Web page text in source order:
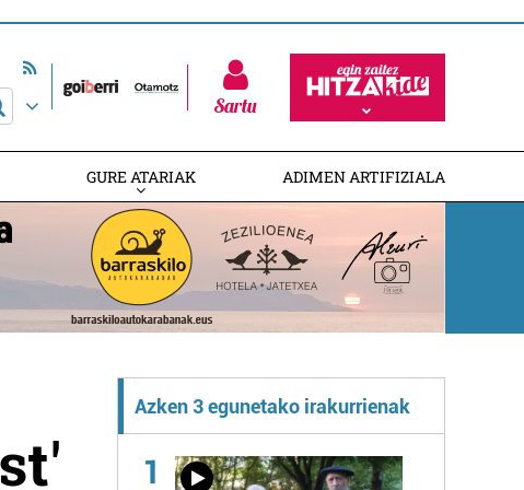
Sartu
GURE ATARIAK ADIMEN ARTIFIZIALA
Azken 3 egunetako irakurrienak
1